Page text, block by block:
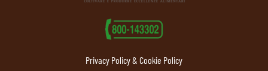
Privacy Policy & Cookie Policy